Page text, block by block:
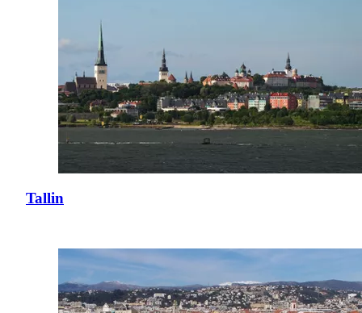
Tallin